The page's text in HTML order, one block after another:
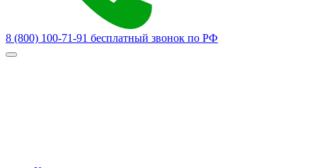
8 (800) 100-71-91 бесплатный звонок по РФ